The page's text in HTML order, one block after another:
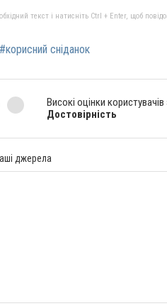
текст і натисніть Ctrl + Enter, щоб
#корисний сніданок
Високі оцінки користувачів
Достовірність
джерела